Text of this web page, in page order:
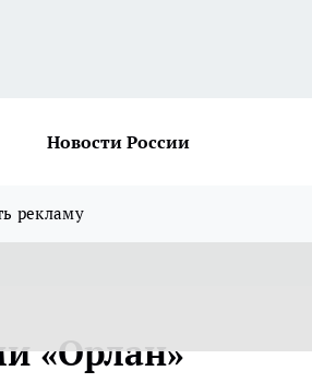
Новости России
рекламу
«Орлан»